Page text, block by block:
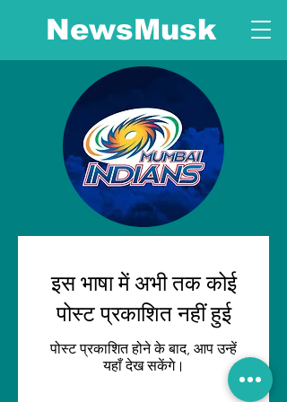
NewsMusk
इस भाषा में अभी तक कोई
पोस्ट प्रकाशित नहीं हुई
पोस्ट प्रकाशित होने के बाद, आप उन्हें
यहाँ देख सकेंगे।